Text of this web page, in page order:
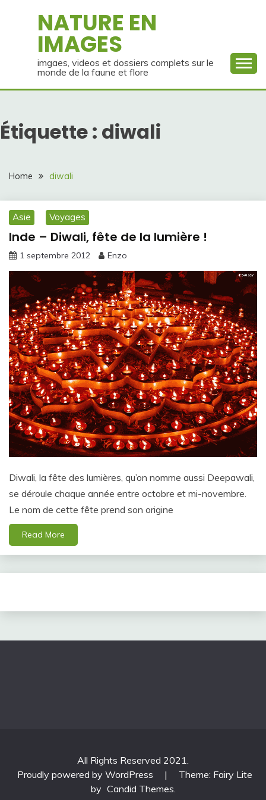
NATURE EN
IMAGES
imgaes, videos et dossiers complets sur le
monde de la faune et flore
Étiquette : diwali
Home diwali
Asie Voyages
Inde – Diwali, fête de la lumière !
1 septembre 2012 Enzo
Diwali, la fête des lumières, qu’on nomme aussi Deepawali,
se déroule chaque année entre octobre et mi-novembre.
Le nom de cette fête prend son origine
Read More
All Rights Reserved 2021.
Proudly powered by WordPress
|
Theme: Fairy Lite
by Candid Themes.